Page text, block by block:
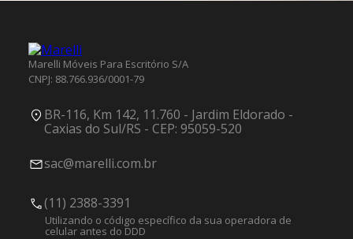
Marelli Móveis Para Escritório S/A
CNPJ: 88.766.936/0001-79
BR-116, Km 142, 11.760 - Jardim Eldorado -
Caxias do Sul/RS - CEP: 95059-520
sac@marelli.com.br
(11) 2388-3391
Utilizando o código específico da sua operadora de
celular antes do DDD